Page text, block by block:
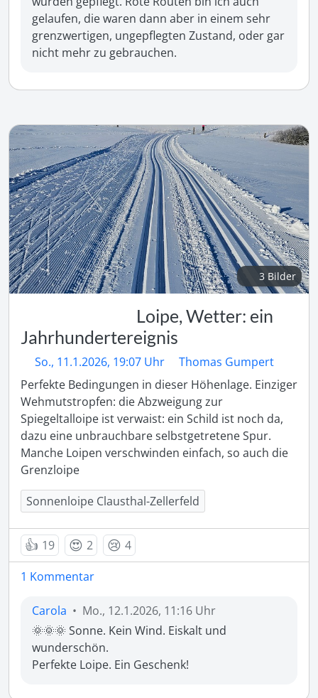
gelaufen, die waren dann aber in einem sehr
grenzwertigen, ungepflegten Zustand, oder gar
nicht mehr zu gebrauchen.
3 Bilder
Loipe, Wetter: ein
Jahrhundertereignis
So., 11.1.2026, 19:07 Uhr
Thomas Gumpert
Perfekte Bedingungen in dieser Höhenlage. Einziger
Wehmutstropfen: die Abzweigung zur
Spiegeltalloipe ist verwaist: ein Schild ist noch da,
dazu eine unbrauchbare selbstgetretene Spur.
Manche Loipen verschwinden einfach, so auch die
Grenzloipe
Sonnenloipe Clausthal-Zellerfeld
👍 19 😍 2 😢 4
1 Kommentar
Carola • Mo., 12.1.2026, 11:16 Uhr
🌞🌞🌞 Sonne. Kein Wind. Eiskalt und
wunderschön.
Perfekte Loipe. Ein Geschenk!